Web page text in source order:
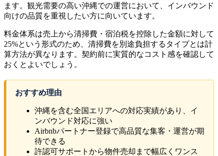
ます。観光需要の高い沖縄での運営において、インバウンド
向けの品質を重視したい方に向いています。
料金体系は売上から清掃費・宿泊税を控除した金額に対して
25%という形式のため、清掃費を別途負担するタイプとは計
算方法が異なります。契約前に実質的なコスト感を確認して
おくとよいでしょう。
おすすめ理由
沖縄を含む全国エリアへの対応実績があり、イ
ンバウンド対応に強い
Airbnbパートナー登録で高品質な集客・運営が期
待できる
許認可サポートから物件売却まで幅広くワンス